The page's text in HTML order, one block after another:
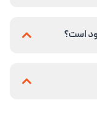
است؟